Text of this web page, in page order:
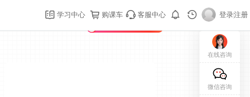
学习中心 购课车 客服中心 登录|注册
购课车 登录/注册
在线咨询
微信咨询